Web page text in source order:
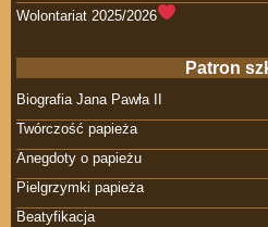
Wolontariat 2025/2026
Patron
Biografia Jana Pawła II
Twórczość papieża
Anegdoty o papieżu
Pielgrzymki papieża
Beatyfikacja